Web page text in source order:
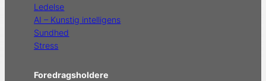
Ledelse
AI – Kunstig intelligens
Sundhed
Stress
Foredragsholdere